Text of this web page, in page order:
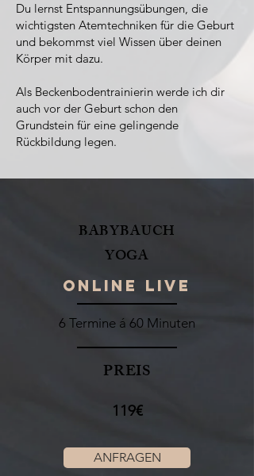
Du lernst Entspannungsübungen, die
wichtigsten Atemtechniken für die Geburt
und bekommst viel Wissen über deinen
Körper mit dazu.
Als Beckenbodentrainierin werde ich dir
auch vor der Geburt schon den
Grundstein für eine gelingende
Rückbildung legen.
BABYBAUCH
YOGA
ONLINE LIVE
6 Termine á 60 Minuten
PREIS
119€
ANFRAGEN